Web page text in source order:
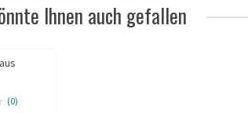
Ihnen auch gefallen
(0)